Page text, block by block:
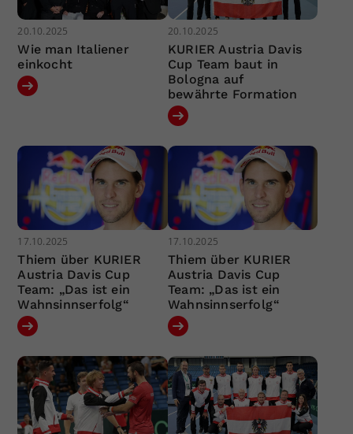
20.10.2025
Wie man Italiener
einkocht
20.10.2025
KURIER Austria Davis
Cup Team baut in
Bologna auf
bewährte Formation
17.10.2025
Thiem über KURIER
Austria Davis Cup
Team: „Das ist ein
Wahnsinnserfolg“
17.10.2025
Thiem über KURIER
Austria Davis Cup
Team: „Das ist ein
Wahnsinnserfolg“